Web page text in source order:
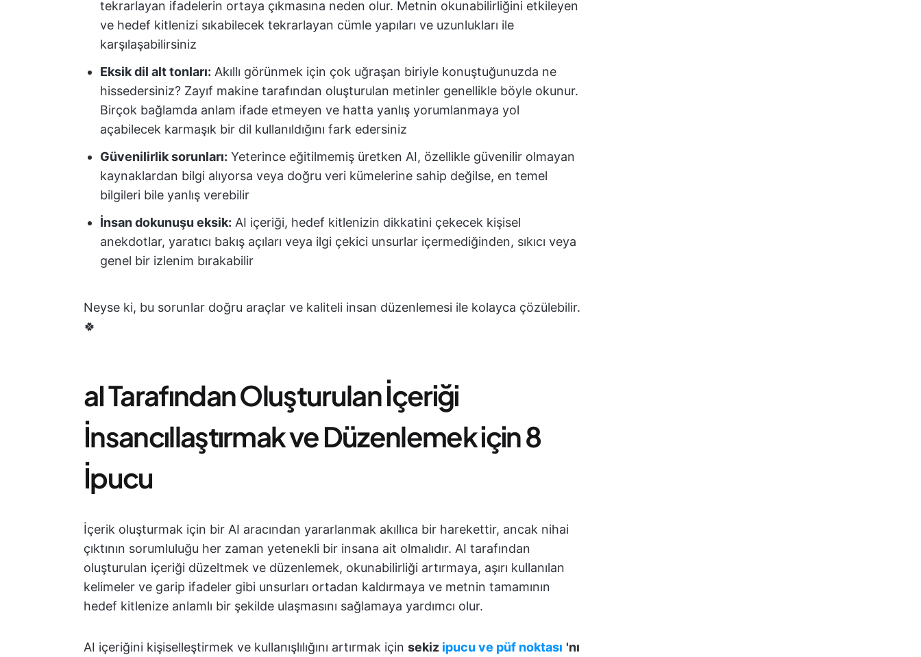
tekrarlayan ifadelerin ortaya çıkmasına neden olur. Metnin okunabilirliğini etkileyen
ve hedef kitlenizi sıkabilecek tekrarlayan cümle yapıları ve uzunlukları ile
karşılaşabilirsiniz
Eksik dil alt tonları: Akıllı görünmek için çok uğraşan biriyle konuştuğunuzda ne
hissedersiniz? Zayıf makine tarafından oluşturulan metinler genellikle böyle okunur.
Birçok bağlamda anlam ifade etmeyen ve hatta yanlış yorumlanmaya yol
açabilecek karmaşık bir dil kullanıldığını fark edersiniz
Güvenilirlik sorunları: Yeterince eğitilmemiş üretken AI, özellikle güvenilir olmayan
kaynaklardan bilgi alıyorsa veya doğru veri kümelerine sahip değilse, en temel
bilgileri bile yanlış verebilir
İnsan dokunuşu eksik: AI içeriği, hedef kitlenizin dikkatini çekecek kişisel
anekdotlar, yaratıcı bakış açıları veya ilgi çekici unsurlar içermediğinden, sıkıcı veya
genel bir izlenim bırakabilir
Neyse ki, bu sorunlar doğru araçlar ve kaliteli insan düzenlemesi ile kolayca çözülebilir.
🍀
aI Tarafından Oluşturulan İçeriği
İnsancıllaştırmak ve Düzenlemek için 8
İpucu
İçerik oluşturmak için bir AI aracından yararlanmak akıllıca bir harekettir, ancak nihai
çıktının sorumluluğu her zaman yetenekli bir insana ait olmalıdır. AI tarafından
oluşturulan içeriği düzeltmek ve düzenlemek, okunabilirliği artırmaya, aşırı kullanılan
kelimeler ve garip ifadeler gibi unsurları ortadan kaldırmaya ve metnin tamamının
hedef kitlenize anlamlı bir şekilde ulaşmasını sağlamaya yardımcı olur.
AI içeriğini kişiselleştirmek ve kullanışlılığını artırmak için sekiz ipucu ve püf noktası 'nı